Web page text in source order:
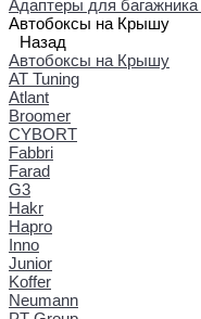
Адаптеры для
Автобоксы на Крышу
Назад
Автобоксы на Крышу
AT Tuning
Atlant
Broomer
CYBORT
Fabbri
Farad
G3
Hakr
Hapro
Inno
Junior
Koffer
Neumann